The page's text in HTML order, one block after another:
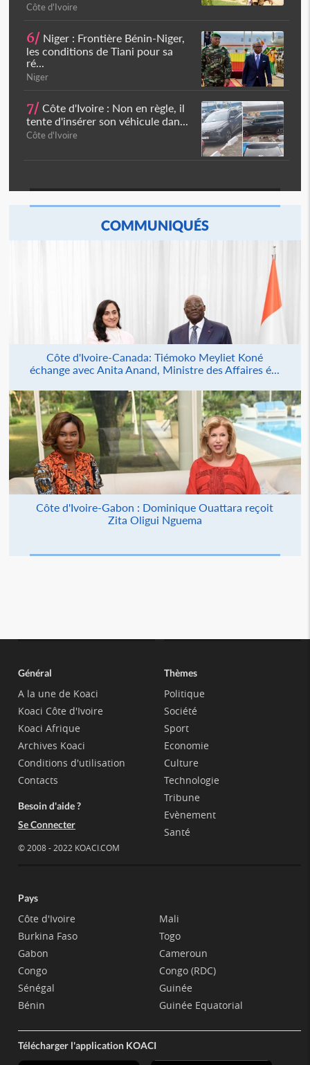
Côte d'Ivoire
6/ Niger : Frontière Bénin-Niger,
les conditions de Tiani pour sa
ré...
Niger
7/ Côte d'Ivoire : Non en règle, il
tente d'insérer son véhicule dan...
Côte d'Ivoire
COMMUNIQUÉS
Côte d'Ivoire-Canada: Tiémoko Meyliet Koné
échange avec Anita Anand, Ministre des Affaires é...
Côte d'Ivoire-Gabon : Dominique Ouattara reçoit
Zita Oligui Nguema
Général
A la une de Koaci
Koaci Côte d'Ivoire
Koaci Afrique
Archives Koaci
Conditions d'utilisation
Contacts
Besoin d'aide ?
Se Connecter
© 2008 - 2022 KOACI.COM
Thèmes
Politique
Société
Sport
Economie
Culture
Technologie
Tribune
Evènement
Santé
Pays
Côte d'Ivoire
Burkina Faso
Gabon
Congo
Sénégal
Bénin
Mali
Togo
Cameroun
Congo (RDC)
Guinée
Guinée Equatorial
Télécharger l'application KOACI